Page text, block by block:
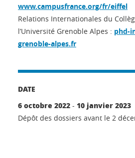
www.campusfrance.org/fr/eiffel
Relations Internationales du
l’Université Grenoble Alpes : phd-
grenoble-alpes.fr
DATE
6 octobre 2022 - 10 janvier 2023
Dépôt des dossiers avant le 2